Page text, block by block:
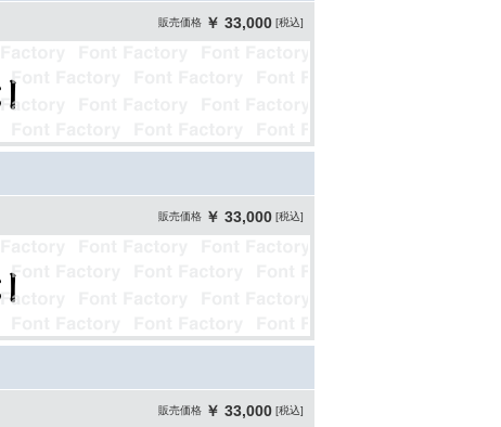
販売価格 ￥ 33,000 [税込]
販売価格 ￥ 33,000 [税込]
販売価格 ￥ 33,000 [税込]